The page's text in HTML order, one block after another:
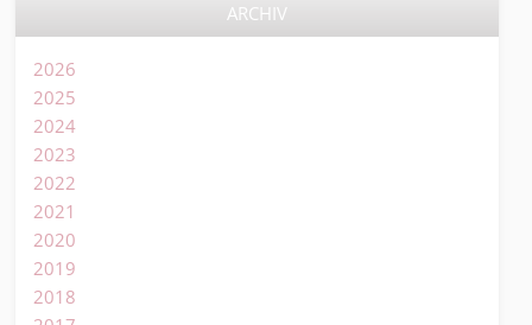
ARCHIV
2026
2025
2024
2023
2022
2021
2020
2019
2018